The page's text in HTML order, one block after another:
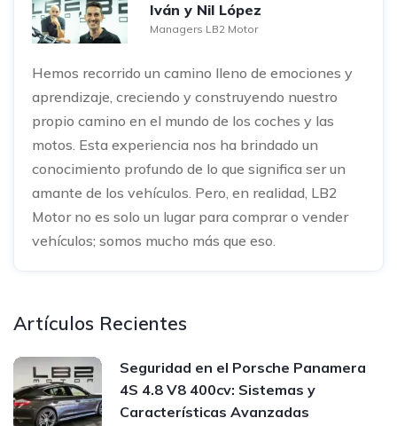
Iván y Nil López
Managers LB2 Motor
Hemos recorrido un camino lleno de emociones y
aprendizaje, creciendo y construyendo nuestro
propio camino en el mundo de los coches y las
motos. Esta experiencia nos ha brindado un
conocimiento profundo de lo que significa ser un
amante de los vehículos. Pero, en realidad, LB2
Motor no es solo un lugar para comprar o vender
vehículos; somos mucho más que eso.
Artículos Recientes
Seguridad en el Porsche Panamera
4S 4.8 V8 400cv: Sistemas y
Características Avanzadas